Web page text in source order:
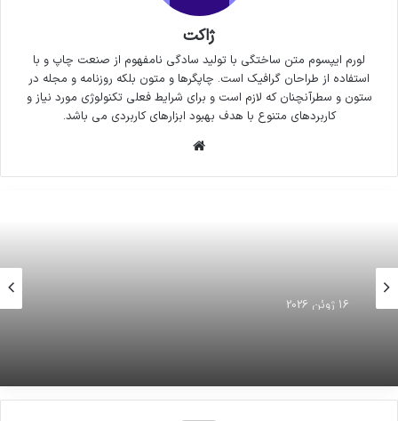
ژاکت
لورم ایپسوم متن ساختگی با تولید سادگی نامفهوم از صنعت چاپ و با
استفاده از طراحان گرافیک است. چاپگرها و متون بلکه روزنامه و مجله در
ستون و سطرآنچنان که لازم است و برای شرایط فعلی تکنولوژی مورد نیاز و
کاربردهای متنوع با هدف بهبود ابزارهای کاربردی می باشد.
16 ژوئن 2026